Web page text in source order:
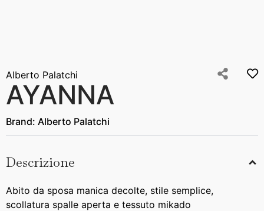
Alberto Palatchi
AYANNA
Brand: Alberto Palatchi
Descrizione
Abito da sposa manica decolte, stile semplice,
scollatura spalle aperta e tessuto mikado